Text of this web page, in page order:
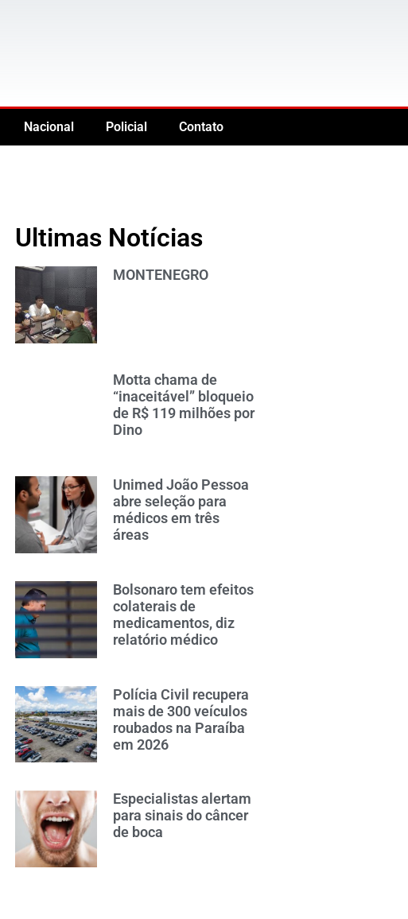
Nacional Policial Contato
Ultimas Notícias
MONTENEGRO
Motta chama de
“inaceitável” bloqueio
de R$ 119 milhões por
Dino
Unimed João Pessoa
abre seleção para
médicos em três
áreas
Bolsonaro tem efeitos
colaterais de
medicamentos, diz
relatório médico
Polícia Civil recupera
mais de 300 veículos
roubados na Paraíba
em 2026
Especialistas alertam
para sinais do câncer
de boca